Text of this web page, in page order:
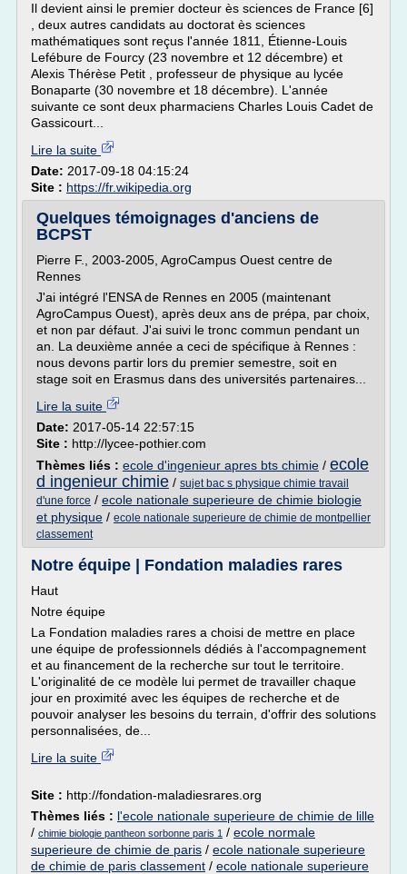
Il devient ainsi le premier docteur ès sciences de France [6]
, deux autres candidats au doctorat ès sciences
mathématiques sont reçus l'année 1811, Étienne-Louis
Lefébure de Fourcy (23 novembre et 12 décembre) et
Alexis Thérèse Petit , professeur de physique au lycée
Bonaparte (30 novembre et 18 décembre). L'année
suivante ce sont deux pharmaciens Charles Louis Cadet de
Gassicourt...
Lire la suite
Date: 2017-09-18 04:15:24
Site : https://fr.wikipedia.org
Quelques témoignages d'anciens de
BCPST
Pierre F., 2003-2005, AgroCampus Ouest centre de
Rennes
J'ai intégré l'ENSA de Rennes en 2005 (maintenant
AgroCampus Ouest), après deux ans de prépa, par choix,
et non par défaut. J'ai suivi le tronc commun pendant un
an. La deuxième année a ceci de spécifique à Rennes :
nous devons partir lors du premier semestre, soit en
stage soit en Erasmus dans des universités partenaires...
Lire la suite
Date: 2017-05-14 22:57:15
Site : http://lycee-pothier.com
Thèmes liés : ecole d'ingenieur apres bts chimie / ecole
d ingenieur chimie / sujet bac s physique chimie travail
d'une force / ecole nationale superieure de chimie biologie
et physique / ecole nationale superieure de chimie de montpellier
classement
Notre équipe | Fondation maladies rares
Haut
Notre équipe
La Fondation maladies rares a choisi de mettre en place
une équipe de professionnels dédiés à l'accompagnement
et au financement de la recherche sur tout le territoire.
L'originalité de ce modèle lui permet de travailler chaque
jour en proximité avec les équipes de recherche et de
pouvoir analyser les besoins du terrain, d'offrir des solutions
personnalisées, de...
Lire la suite
Site : http://fondation-maladiesrares.org
Thèmes liés : l'ecole nationale superieure de chimie de lille
/ chimie biologie pantheon sorbonne paris 1 / ecole normale
superieure de chimie de paris / ecole nationale superieure
de chimie de paris classement / ecole nationale superieure